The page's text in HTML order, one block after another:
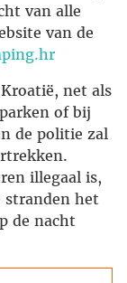
van alle
van de
net als
of bij
de politie zal
illegaal is,
stranden het
de nacht